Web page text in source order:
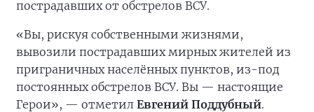
пострадавших от обстрелов ВСУ.
«Вы, рискуя собственными жизнями,
вывозили пострадавших мирных жителей из
приграничных населённых пунктов, из-под
постоянных обстрелов ВСУ. Вы — настоящие
Герои», — отметил Евгений Поддубный.